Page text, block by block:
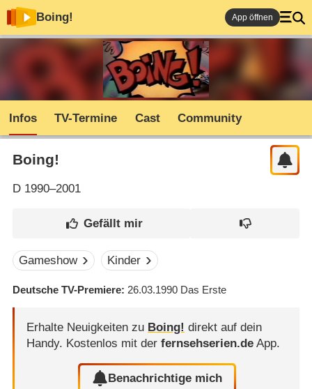
Boing! App öffnen
Infos TV-Termine Cast Community
Boing!
D1990–2001
Gameshow Kinder
Deutsche TV-Premiere 26.03.1990 Das Erste
Erhalte Neuigkeiten zu Boing! direkt auf dein
Handy. Kostenlos mit der fernsehserien.deApp.
Benachrichtige mich